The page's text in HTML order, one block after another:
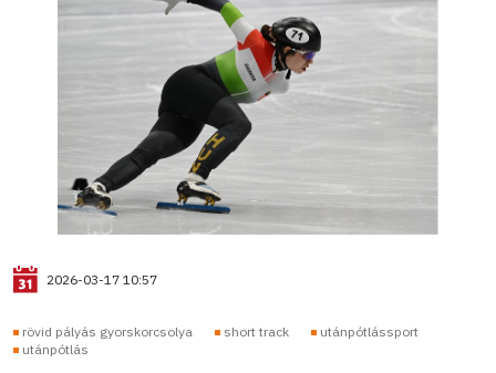
2026-03-17 10:57
rövid pályás gyorskorcsolya short track
utánpótlássport
utánpótlás